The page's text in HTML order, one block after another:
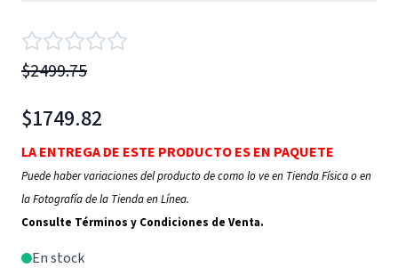
$2499.75
$1749.82
LA ENTREGA DE ESTE PRODUCTO ES EN PAQUETE
Puede haber variaciones del producto de como lo ve en Tienda Física o en
la Fotografía de la Tienda en Línea.
Consulte Términos y Condiciones de Venta.
En stock